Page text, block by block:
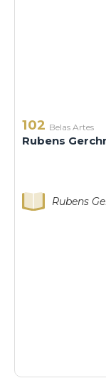
102 Belas Artes
Rubens
Rubens